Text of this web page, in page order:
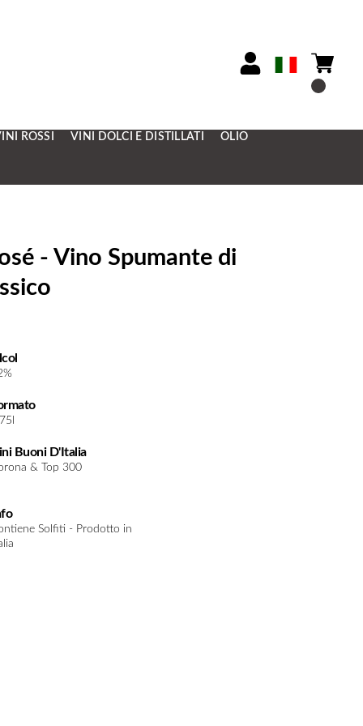
ROSSI VINI DOLCI E DISTILLATI OLIO
- Vino Spumante di
Buoni D'Italia
& Top 300
Solfiti - Prodotto in